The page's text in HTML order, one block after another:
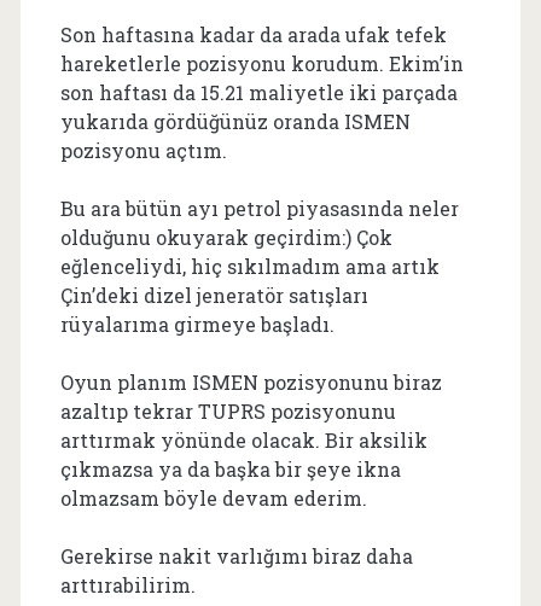
Son haftasına kadar da arada ufak tefek
hareketlerle pozisyonu korudum. Ekim’in
son haftası da 15.21 maliyetle iki parçada
yukarıda gördüğünüz oranda ISMEN
pozisyonu açtım.
Bu ara bütün ayı petrol piyasasında neler
olduğunu okuyarak geçirdim:) Çok
eğlenceliydi, hiç sıkılmadım ama artık
Çin’deki dizel jeneratör satışları
rüyalarıma girmeye başladı.
Oyun planım ISMEN pozisyonunu biraz
azaltıp tekrar TUPRS pozisyonunu
arttırmak yönünde olacak. Bir aksilik
çıkmazsa ya da başka bir şeye ikna
olmazsam böyle devam ederim.
Gerekirse nakit varlığımı biraz daha
arttırabilirim.